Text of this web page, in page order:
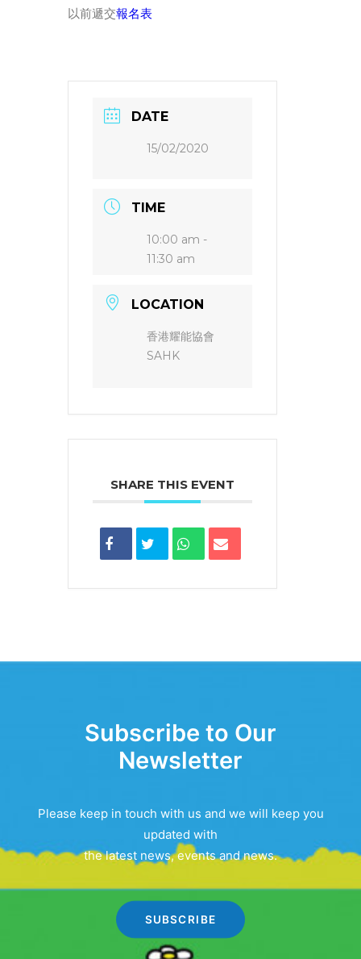
以前遞交報名表
DATE
15/02/2020
TIME
10:00 am -
11:30 am
LOCATION
香港耀能協會
SAHK
SHARE THIS EVENT
Subscribe to Our
Newsletter
Please keep in touch with us and we will keep you
updated with
the latest news, events and news.
SUBSCRIBE